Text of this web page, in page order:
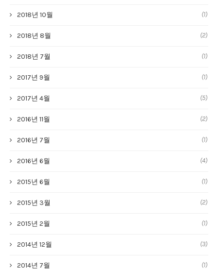
2018년 10월 (1)
2018년 8월 (2)
2018년 7월 (1)
2017년 9월 (1)
2017년 4월 (5)
2016년 11월 (2)
2016년 7월 (1)
2016년 6월 (4)
2015년 6월 (1)
2015년 3월 (2)
2015년 2월 (1)
2014년 12월 (3)
2014년 7월 (1)